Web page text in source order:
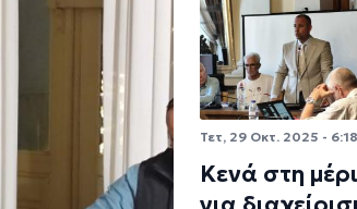
Τετ, 29 Οκτ. 2025 - 6:18
Κενά στη